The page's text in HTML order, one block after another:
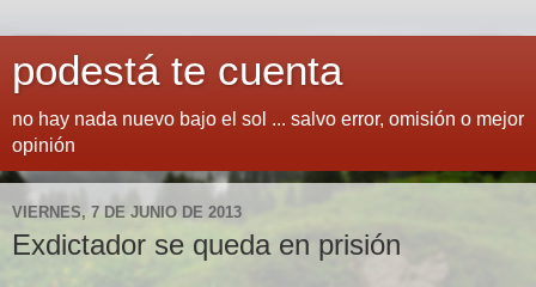
podestá te cuenta
no hay nada nuevo bajo el sol ... salvo error, omisión o mejor
opinión
VIERNES, 7 DE JUNIO DE 2013
Exdictador se queda en prisión